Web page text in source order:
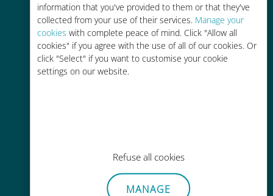
information that you've provided to them or that they've
collected from your use of their services. Manage your
cookies with complete peace of mind. Click "Allow all
cookies" if you agree with the use of all of our cookies. Or
click "Select" if you want to customise your cookie
settings on our website.
Refuse all cookies
MANAGE
轻松充值
通过Ubigi应用随时随地通话，即使
没有Wi-Fi或剩余流量也能畅聊
毫不费力
无需取出您现有的SIM卡